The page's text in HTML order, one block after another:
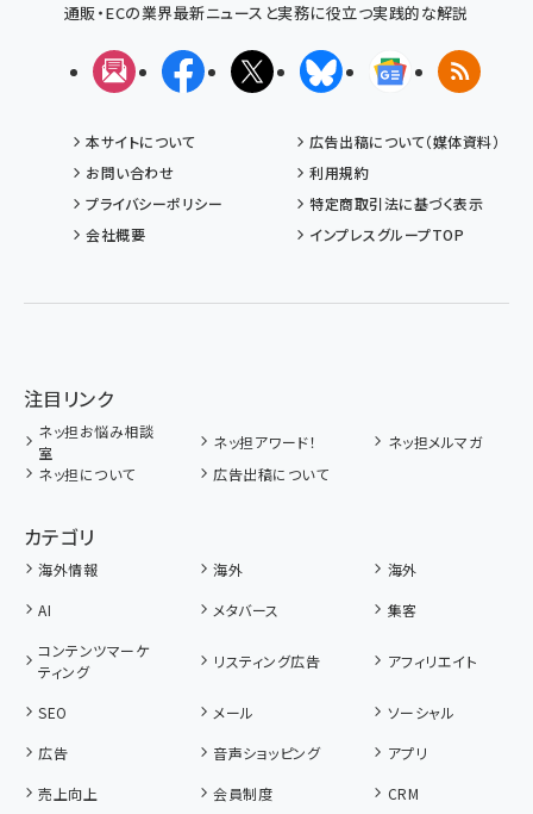
通販・ECの業界最新ニュースと実務に役立つ実践的な解説
メルマガFacebookX(エックス)BlueskyGoogleニュ
RSS
本サイトについて
広告出稿について（媒体資料）
お問い合わせ
利用規約
プライバシーポリシー
特定商取引法に基づく表示
会社概要
インプレスグループTOP
注目リンク
ネッ担お悩み相談
室
ネッ担アワード！
ネッ担メルマガ
ネッ担について
広告出稿について
カテゴリ
海外情報 海外
海外
AI
メタバース
集客
コンテンツマーケ
ティング
リスティング広告 アフィリエイト
SEO メール
ソーシャル
広告
音声ショッピング
アプリ
売上向上
会員制度
CRM